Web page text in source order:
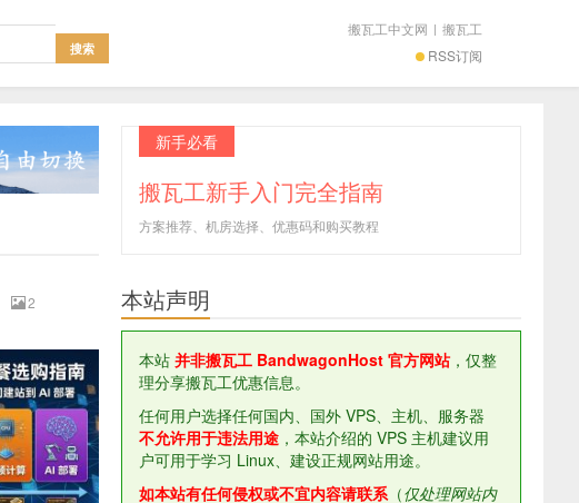
RSS订阅
搬瓦工中文网 | 搬瓦工
2
新手必看
搬瓦工新手入门完全指南
方案推荐、机房选择、优惠码和购买教程
本站声明
本站 并非搬瓦工 BandwagonHost 官方网站，仅整
理分享搬瓦工优惠信息。
任何用户选择任何国内、国外 VPS、主机、服务器
不允许用于违法用途 ，本站介绍的 VPS 主机建议用
户可用于学习 Linux、建设正规网站用途。
如本站有任何侵权或不宜内容请联系（仅处理网站内